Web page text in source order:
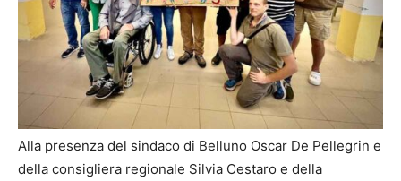
Alla presenza del sindaco di Belluno Oscar De Pellegrin e
della consigliera regionale Silvia Cestaro e della